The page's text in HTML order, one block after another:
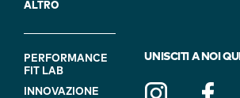
ALTRO
FOOTER
NAVIGATION
PERFORMANCE
FIT LAB
INNOVAZIONE
UNISCITI A NOI QUI